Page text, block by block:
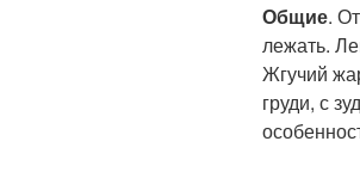
Общие.
лежать.
Жгучий
груди, с